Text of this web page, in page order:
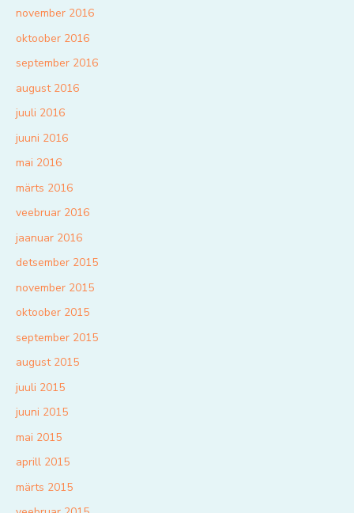
november 2016
oktoober 2016
september 2016
august 2016
juuli 2016
juuni 2016
mai 2016
märts 2016
veebruar 2016
jaanuar 2016
detsember 2015
november 2015
oktoober 2015
september 2015
august 2015
juuli 2015
juuni 2015
mai 2015
aprill 2015
märts 2015